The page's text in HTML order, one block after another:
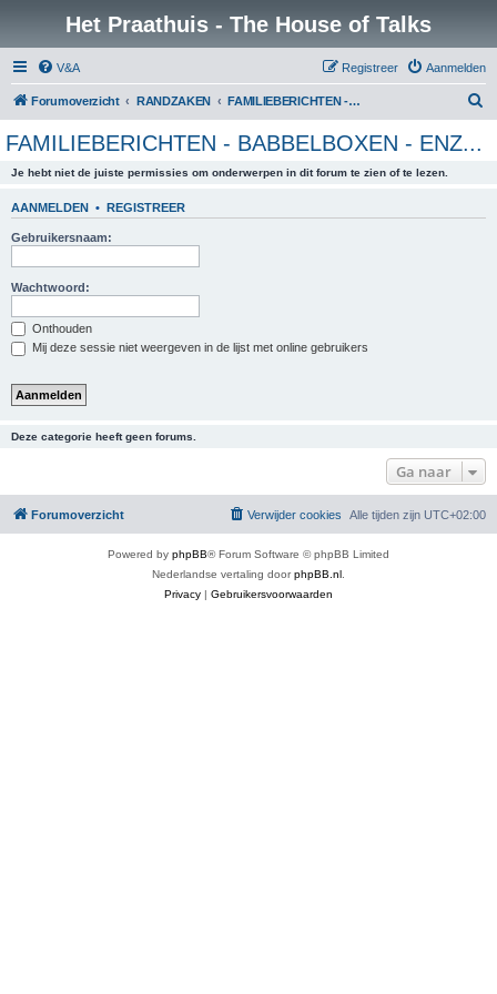
Het Praathuis - The House of Talks
V&A Aanmelden
Registreer
Forumoverzicht RANDZAKEN FAMILIEBERICHTEN - BABBELBOXEN - ENZ...
FAMILIEBERICHTEN - BABBELBOXEN - ENZ...
Je hebt niet de juiste permissies om onderwerpen in dit forum te zien of te lezen.
AANMELDEN • REGISTREER
Gebruikersnaam:
Wachtwoord:
Onthouden
Mij deze sessie niet weergeven in de lijst met online gebruikers
Deze categorie heeft geen forums.
Ga naar
Forumoverzicht Alle tijden zijn UTC+02:00
Verwijder cookies
Powered by phpBB® Forum Software © phpBB Limited
Nederlandse vertaling doorphpBB.nl
Privacy | Gebruikersvoorwaarden